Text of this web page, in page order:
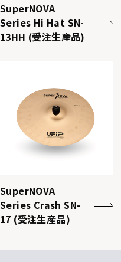
SuperNOVA
Series Hi Hat SN-
13HH (受注生産品)
SuperNOVA
Series Crash SN-
17 (受注生産品)